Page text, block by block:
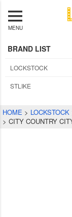
MENU
BRAND LIST
LOCKSTOCK
STLIKE
HOME LOCKSTOCK
CITY COUNTRY